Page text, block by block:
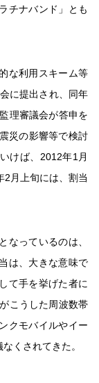
チナバンド」とも
な利用スキーム等
に提出され、同年
理審議会が答申を
災の影響等で検討
けば、2012年1月
2月上旬には、割当
なっているのは、
は、大きな意味で
て手を挙げた者に
こうした周波数帯
クモバイルやイー
くされてきた。